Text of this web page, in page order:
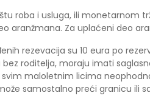
roba i usluga, ili monetarnom
aranžmana. Za uplaćeni deo
rezevacija su 10 eura po
roditelja, moraju imati
svim maloletnim licima
samostalno preći granicu ili